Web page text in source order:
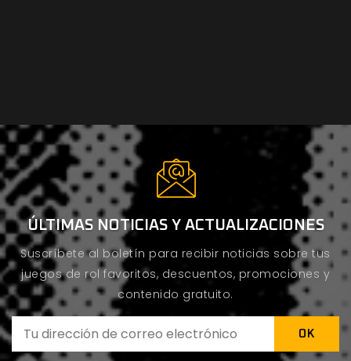
ÚLTIMAS NOTICIAS Y ACTUALIZACIONES
Suscríbete al boletín para recibir noticias sobre tus
juegos de rol favoritos, descuentos, promociones y
contenido gratuito.